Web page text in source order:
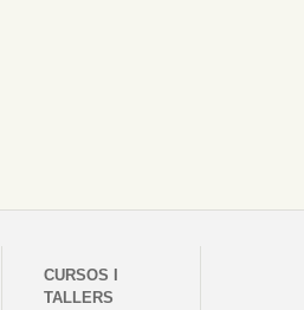
CURSOS I
TALLERS